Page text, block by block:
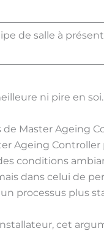
de salle à
ni pire en
de Master Ageing
Ageing
conditions
dans celui de
processus plus
cet